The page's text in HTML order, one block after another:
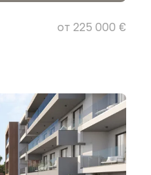
от 225 000 €